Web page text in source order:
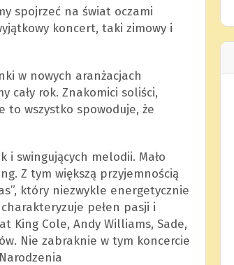
spojrzeć na świat oczami
koncert, taki zimowy i
w nowych aranżacjach
cały rok. Znakomici soliści,
to wszystko spowoduje, że
i swingujących melodii. Mało
Z tym większą przyjemnością
który niezwykle energetycznie
pełen pasji i
King Cole, Andy Williams, Sade,
Nie zabraknie w tym koncercie